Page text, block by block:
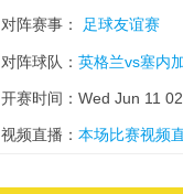
对阵赛事： 足球友谊赛
对阵球队： 英格兰vs塞内
开赛时间：Wed Jun 11
视频直播： 本场比赛视频